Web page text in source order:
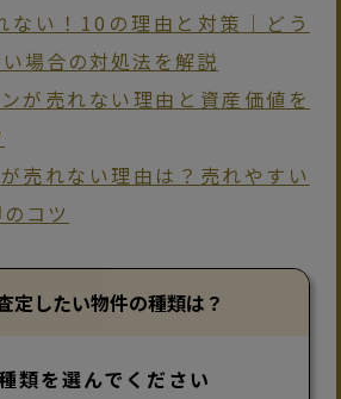
ない！10の理由と対策｜どう
場合の対処法を解説
が売れない理由と資産価値を
売れない理由は？売れやすい
コツ
定したい物件の種類は？
類を選んでください